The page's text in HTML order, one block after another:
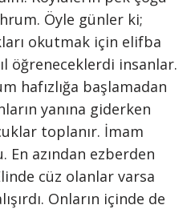
Öyle günler ki;
okutmak için elifba
öğreneceklerdi insanlar.
hafızlığa başlamadan
yanına giderken
toplanır. İmam
azından ezberden
cüz olanlar varsa
Onların içinde de